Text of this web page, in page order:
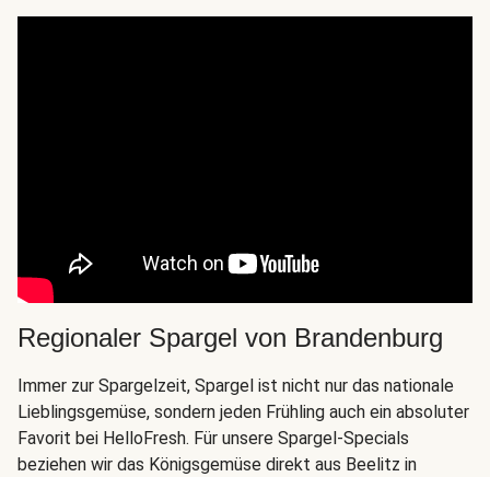
Regionaler Spargel von Brandenburg
Immer zur Spargelzeit, Spargel ist nicht nur das nationale
Lieblingsgemüse, sondern jeden Frühling auch ein absoluter
Favorit bei HelloFresh. Für unsere Spargel-Specials
beziehen wir das Königsgemüse direkt aus Beelitz in